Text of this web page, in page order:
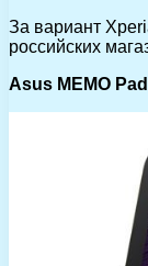
За вариант
российских
Asus MEMO